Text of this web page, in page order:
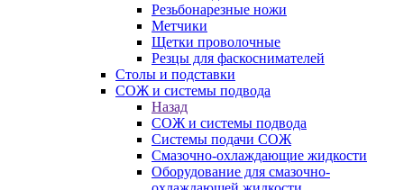
Резьбонарезные ножи
Метчики
Щетки проволочные
Резцы для фаскоснимателей
Столы и подставки
СОЖ и системы подвода
Назад
СОЖ и системы подвода
Системы подачи СОЖ
Смазочно-охлаждающие жидкости
Оборудование для смазочно-